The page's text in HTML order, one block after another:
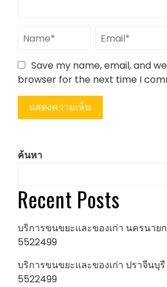
Save my name, email, and
browser for the next time I
ค้นหา
Recent Posts
บริการขนขยะและของเก่า นครนาย
5522499
บริการขนขยะและของเก่า ปราจีนบุ
5522499